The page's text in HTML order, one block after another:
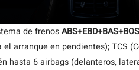
de frenos
arranque en pendientes); TCS
hasta 6 airbags (delanteros,